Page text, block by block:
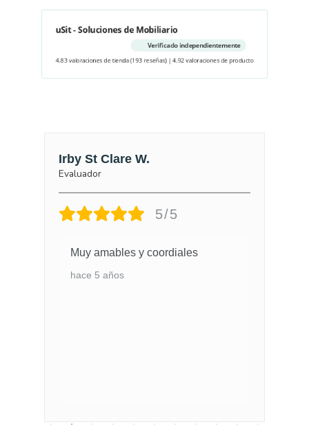
uSit - Soluciones de Mobiliario
Verificado independientemente
4.83 valoraciones de tienda(193 reseñas) |4.92 valoraciones de producto
Irby St Clare W.
Evaluador
5/5
Muy amables y coordiales
hace 5 años